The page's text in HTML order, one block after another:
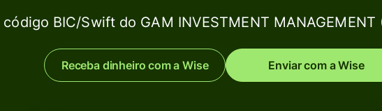
BIC/Swift do GAM INVESTMENT MANAGEMENT
Receba dinheiro com a Wise Enviar com a Wise